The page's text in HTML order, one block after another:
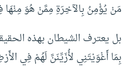
مَنْ يُؤْمِنُ بِالآخِرَةِ مِمَّنْ هُوَ مِنْهَا
بل يعترف الشيطان بهذه
بِمَا أَغْوَيْتَنِي لأُزَيِّنَنَّ لَهُمْ فِي